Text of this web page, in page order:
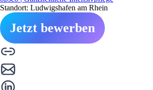
Standort: Ludwigshafen am Rhein
Jetzt bewerben